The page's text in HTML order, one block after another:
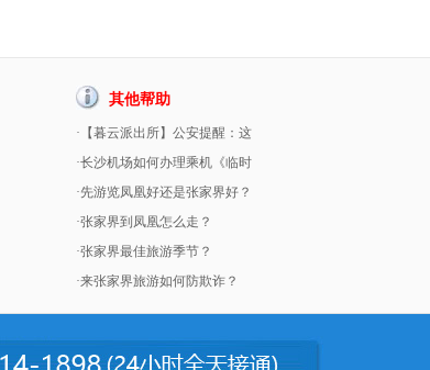
其他帮助
·【暮云派出所】公安提醒：这
·长沙机场如何办理乘机《临时
·先游览凤凰好还是张家界好？
·张家界到凤凰怎么走？
·张家界最佳旅游季节？
·来张家界旅游如何防欺诈？